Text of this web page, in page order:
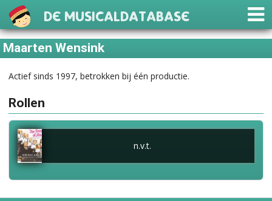
De Musicaldatabase
Maarten Wensink
Actief sinds 1997, betrokken bij één productie.
Rollen
n.v.t.